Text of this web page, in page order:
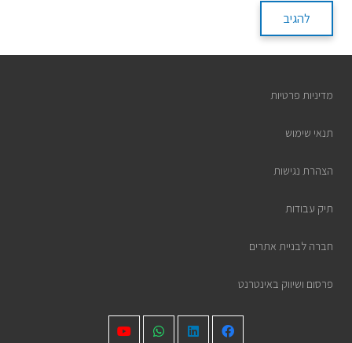
להגיב
מדיניות פרטיות
תנאי שימוש
הצהרת נגישות
תיק עבודות
חברה לבניית אתרים
פרסום ושיווק באינטרנט